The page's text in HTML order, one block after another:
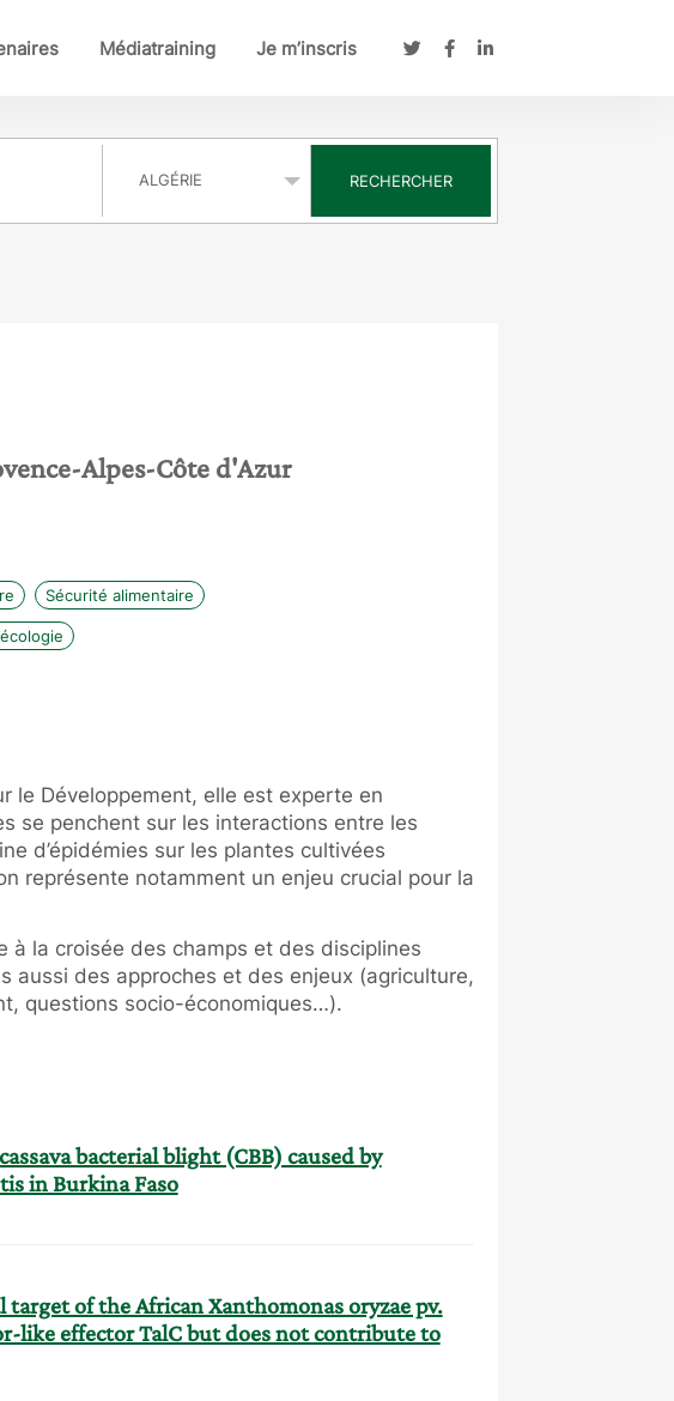
Médiatraining Je m’inscris
RECHERCHER
Alpes-Côte d'Azur
Sécurité alimentaire
le Développement, elle est experte en
se penchent sur les interactions entre les
d’épidémies sur les plantes cultivées
représente notamment un enjeu crucial pour la
à la croisée des champs et des disciplines
aussi des approches et des enjeux (agriculture,
questions socio-économiques…).
bacterial blight (CBB) caused by
in Burkina Faso
of the African Xanthomonas oryzae pv.
like effector TalC but does not contribute to